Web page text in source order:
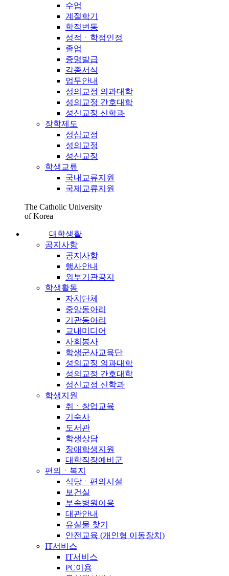
수업
계절학기
학적변동
성적ㆍ학점인정
졸업
증명발급
각종서식
업무안내
성의교정 의과대학
성의교정 간호대학
성신교정 신학과
장학제도
성심교정
성의교정
성신교정
학생교류
국내교류지원
국제교류지원
The Catholic University
of Korea
대학생활
공지사항
공지사항
행사안내
외부기관공지
학생활동
자치단체
중앙동아리
기관동아리
교내미디어
사회봉사
학생군사교육단
성의교정 의과대학
성의교정 간호대학
성신교정 신학과
학생지원
취ㆍ창업교육
기숙사
도서관
학생상담
장애학생지원
대학직장예비군
편의ㆍ복지
식당ㆍ편의시설
보건실
부속병원이용
대관안내
유실물 찾기
안전교육 (개인형 이동장치)
IT서비스
IT서비스
PC이용